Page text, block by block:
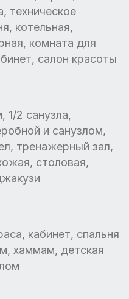
техническое
котельная,
комната для
салон красоты
1/2 санузла,
и санузлом,
тренажерный зал,
столовая,
кабинет, спальня
хаммам, детская